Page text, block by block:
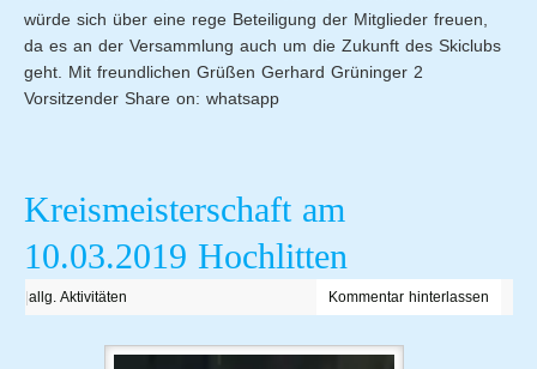
würde sich über eine rege Beteiligung der Mitglieder freuen,
da es an der Versammlung auch um die Zukunft des Skiclubs
geht. Mit freundlichen Grüßen Gerhard Grüninger 2
Vorsitzender Share on: whatsapp
Kreismeisterschaft am
10.03.2019 Hochlitten
|allg. Aktivitäten Kommentar hinterlassen